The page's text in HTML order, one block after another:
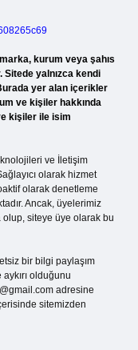
kurum veya şahıs
Sitede yalnızca kendi
yer alan içerikler
ve kişiler hakkında
kişiler ile isim
ve İletişim
olarak hizmet
olarak denetleme
Ancak, üyelerimiz
olup, siteye üye olarak bu
bir bilgi paylaşım
olduğunu
adresine
sitemizden